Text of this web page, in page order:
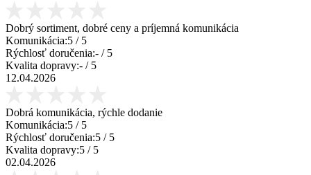
Dobrý sortiment, dobré ceny a príjemná komunikácia
Komunikácia:5 / 5
Rýchlosť doručenia:- / 5
Kvalita dopravy:- / 5
12.04.2026
Dobrá komunikácia, rýchle dodanie
Komunikácia:5 / 5
Rýchlosť doručenia:5 / 5
Kvalita dopravy:5 / 5
02.04.2026